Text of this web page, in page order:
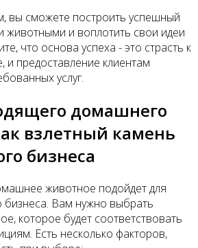
вы сможете построить успешный
животными и воплотить свои идеи
что основа успеха - это страсть к
и предоставление клиентам
услуг.
домашнего
взлетный камень
бизнеса
животное подойдет для
бизнеса. Вам нужно выбрать
которое будет соответствовать
Есть несколько факторов,